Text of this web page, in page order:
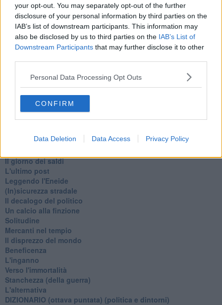
your opt-out. You may separately opt-out of the further
disclosure of your personal information by third parties on the
IAB’s list of downstream participants. This information may
also be disclosed by us to third parties on the IAB’s List of
Downstream Participants that may further disclose it to other
Personal Data Processing Opt Outs
CONFIRM
Data Deletion Data Access Privacy Policy
Armiamoci e... avviatevi
Da Capodanno a Carnevale
Schizzi di fango
Sor-riso amaro
Fine anno al ristorante
La festa di Capodanno
Natale 2024
A noi interessa il dito non la luna
Una performance
Il compagno
​Io (allo specchio)
Passato, presente, futuro
Il giorno dei saldi
L'ultimo post
Leggendo l'Eneide
​(In)sicurezza stradale
Il decalogo del politico
Un calcio alla finzione
Solitudine
Mercanti nel tempio
Il disprezzo del mondo
Beneficenza
L'inganno
Verso l'immortalità
Stanchezza (della guerra)
L'alternativa
​DIZIONARIO (ottava puntata) (politica e dintorni)